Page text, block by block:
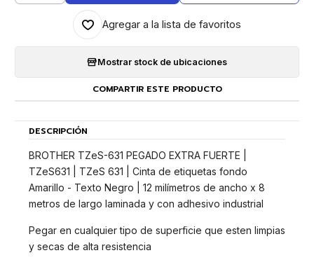
Agregar a la lista de favoritos
Mostrar stock de ubicaciones
COMPARTIR ESTE PRODUCTO
DESCRIPCIÓN
BROTHER TZeS-631 PEGADO EXTRA FUERTE |
TZeS631 | TZeS 631 | Cinta de etiquetas fondo
Amarillo - Texto Negro | 12 milímetros de ancho x 8
metros de largo laminada y con adhesivo industrial
Pegar en cualquier tipo de superficie que esten limpias
y secas de alta resistencia